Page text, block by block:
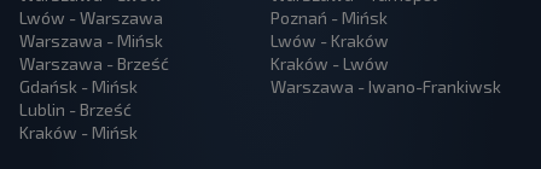
Lwów - Warszawa
Warszawa - Mińsk
Warszawa - Brześć
Gdańsk - Mińsk
Lublin - Brześć
Kraków - Mińsk
Poznań - Mińsk
Lwów - Kraków
Kraków - Lwów
Warszawa - Iwano-Frankiwsk